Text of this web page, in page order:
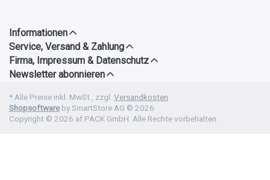
Informationen
Service, Versand & Zahlung
Firma, Impressum & Datenschutz
Newsletter abonnieren
* Alle Preise inkl. MwSt., zzgl. Versandkosten
Shopsoftwareby SmartStore AG © 2026
Copyright © 2026 af PACK GmbH. Alle Rechte vorbehalten.